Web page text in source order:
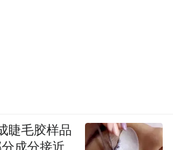
睫毛胶样品
成分接近